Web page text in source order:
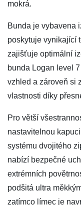
mokrá.
Bunda je vybavena
poskytuje vynikající
zajišťuje optimální
bunda Logan level
vzhled a zároveň si
vlastnosti díky
Pro větší
nastavitelnou
systému dvojitého
nabízí bezpečné
extrémních
podšitá ultra
zatímco límec je